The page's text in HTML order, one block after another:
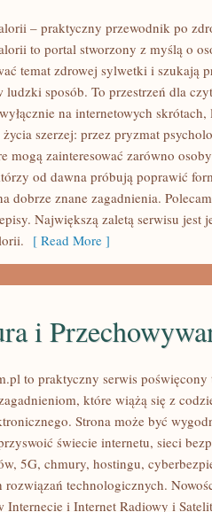
– praktyczny przewodnik po
to portal stworzony z myślą o
temat zdrowej sylwetki i szukają
ludzki sposób. To przestrzeń dla
na internetowych
szerzej: przez pryzmat
mogą zainteresować zarówno
od dawna próbują poprawić
dobrze znane zagadnienia.
Największą zaletą serwisu jest
[ Read More ]
i
to praktyczny serwis
które wiążą się z
Strona może być
świecie internetu, sieci
5G, chmury, hostingu,
rozwiązań technologicznych.
Internecie i Internet Radiowy i